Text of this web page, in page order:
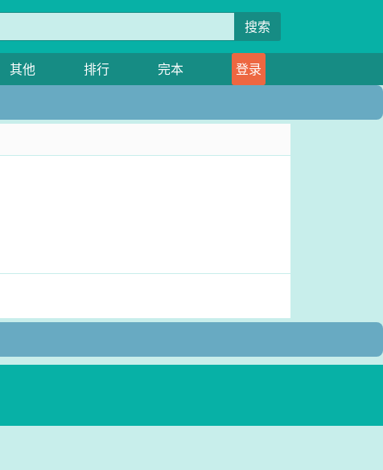
搜索
其他 排行 完本 登录